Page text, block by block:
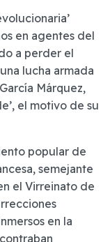
en agentes del
a perder el
lucha armada
Márquez,
el motivo de su
popular de
semejante
el Virreinato de
en la